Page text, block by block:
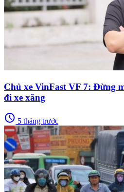
Chủ xe VinFast VF 7: Đừng
đi xe xăng
schedule 5 tháng trước